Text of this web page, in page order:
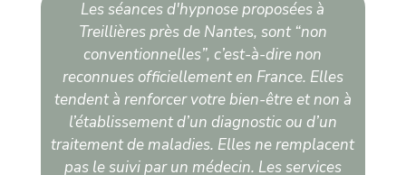
Les séances d'hypnose proposées à
Treillières près de Nantes, sont “non
conventionnelles”, c’est-à-dire non
reconnues officiellement en France. Elles
tendent à renforcer votre bien-être et non à
l’établissement d’un diagnostic ou d’un
traitement de maladies. Elles ne remplacent
pas le suivi par un médecin. Les services